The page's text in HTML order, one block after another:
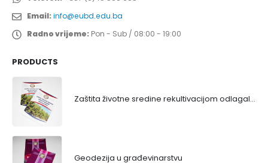
Email:info@eubd.edu.ba
Radno vrijeme: Pon - Sub / 08:00 - 19:00
PRODUCTS
Zaštita životne sredine rekultivacijom odlagališta
Geodezija u građevinarstvu